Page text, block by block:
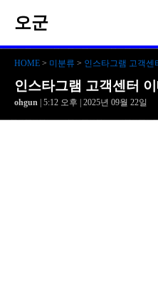
오군
HOME > 미분류 > 인스타그램 고객센
인스타그램 고객센터
ohgun | 5:12 오후 | 2025년 09월 22일